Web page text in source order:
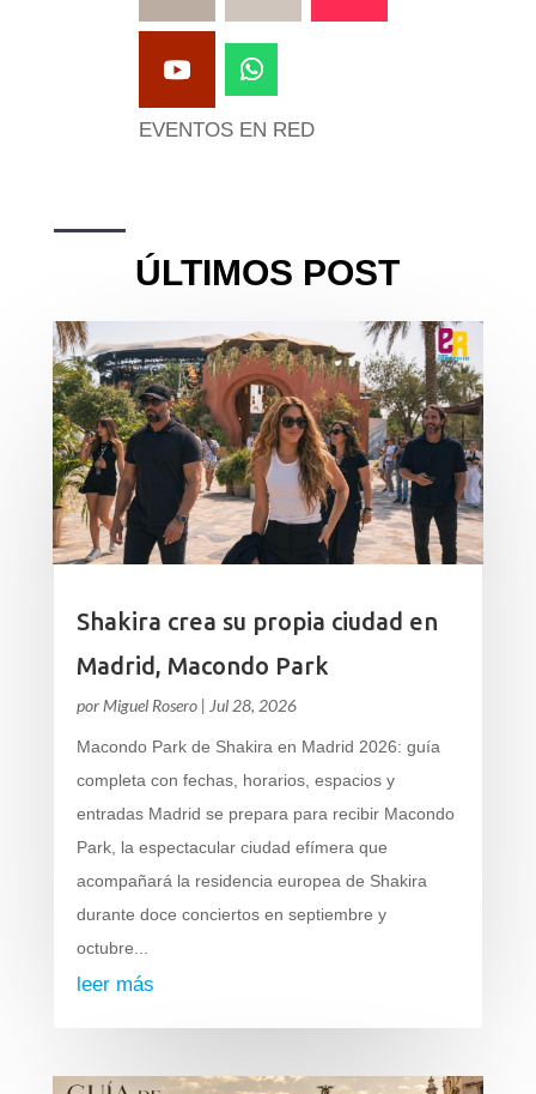
EVENTOS EN RED
ÚLTIMOS POST
Shakira crea su propia ciudad en
Madrid, Macondo Park
por Miguel Rosero| Jul 28, 2026
Macondo Park de Shakira en Madrid 2026: guía
completa con fechas, horarios, espacios y
entradas Madrid se prepara para recibir Macondo
Park, la espectacular ciudad efímera que
acompañará la residencia europea de Shakira
durante doce conciertos en septiembre y
octubre...
leer más